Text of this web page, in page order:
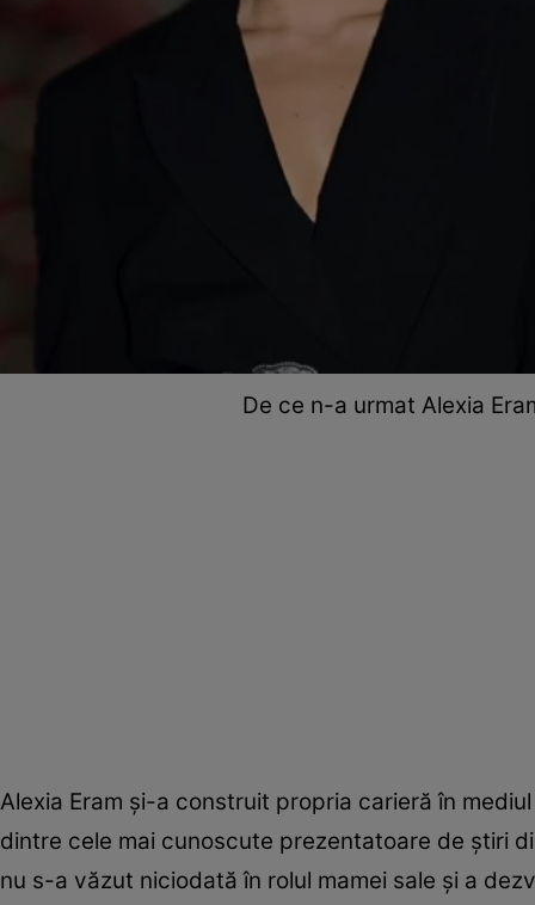
De ce n-a urmat Alexia
Alexia Eram și-a construit propria carieră în
dintre cele mai cunoscute prezentatoare de știri
nu s-a văzut niciodată în rolul mamei sale și a